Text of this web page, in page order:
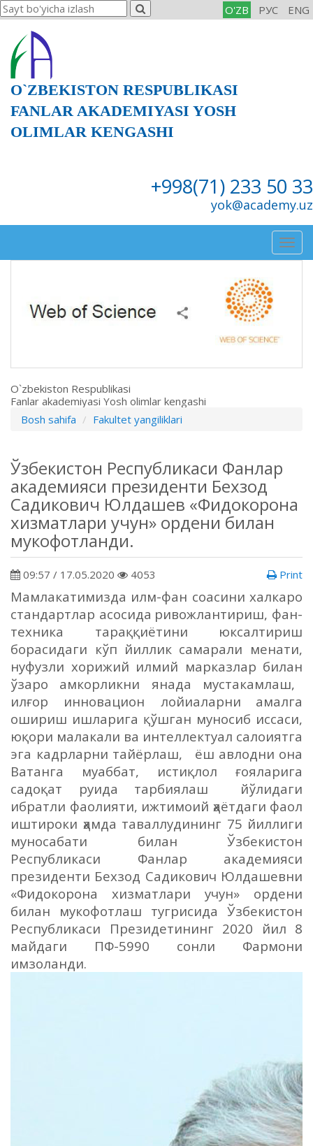
O'ZB РУС ENG
O`ZBEKISTON RESPUBLIKASI
FANLAR AKADEMIYASI YOSH
OLIMLAR KENGASHI
+998(71) 233 50 33
yok@academy.uz
O`zbekiston Respublikasi
Fanlar akademiyasi Yosh olimlar kengashi
Bosh sahifa
Fakultet yangiliklari
Ўзбекистон Республикаси Фанлар
академияси президенти Бехзод
Садикович Юлдашев «Фидокорона
хизматлари учун» ордени билан
мукофотланди.
09:57 / 17.05.2020 4053 Print
Мамлакатимизда илм-фан соасини халкаро
стандартлар асосида ривожлантириш, фан-
техника тараққиётини юксалтириш
борасидаги кўп йиллик самарали менати,
нуфузли хорижий илмий марказлар билан
ўзаро амкорликни янада мустакамлаш,
илғор инновацион лойиаларни
амалга
ошириш ишларига қўшган муносиб иссаси,
юқори малакали ва интеллектуал салоиятга
эга кадрларни тайёрлаш,
ёш авлодни она
Ватанга муаббат, истиқлол ғояларига
садоқат руида тарбиялаш
йўлидаги
ибратли фаолияти, ижтимоий ҳаётдаги фаол
иштироки ҳамда таваллудининг 75 йиллиги
муносабати билан Ўзбекистон
Республикаси Фанлар академияси
президенти Бехзод Садикович Юлдашевни
«Фидокорона хизматлари учун» ордени
билан мукофотлаш тугрисида Ўзбекистон
Республикаси Президетининг 2020 йил 8
майдаги ПФ-5990 сонли Фармони
имзоланди.